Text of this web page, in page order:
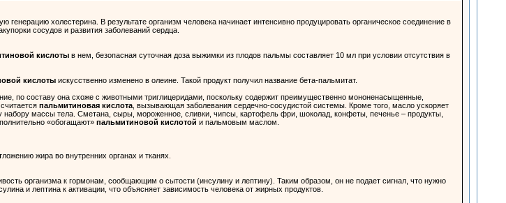
генерацию холестерина. В результате организм человека начинает интенсивно продуцировать органическое соединение в
сосудов и развития заболеваний сердца.
кислотыв нем, безопасная суточная доза выжимки из плодов пальмы составляет 10 мл при условии отсутствия в
кислотыискусственно изменено в олеине. Такой продукт получил название бета-пальмитат.
по составу она схоже с животными триглицеридами, поскольку содержит преимущественно мононенасыщенные,
пальмитиновая кислота, вызывающая заболевания сердечно-сосудистой системы. Кроме того, масло ускоряет
набору массы тела. Сметана, сыры, мороженное, сливки, чипсы, картофель фри, шоколад, конфеты, печенье – продукты,
«обогащают» пальмитиновой кислотой и пальмовым маслом.
жира во внутренних органах и тканях.
организма к гормонам, сообщающим о сытости (инсулину и лептину). Таким образом, он не подает сигнал, что нужно
и лептина к активации, что объясняет зависимость человека от жирных продуктов.